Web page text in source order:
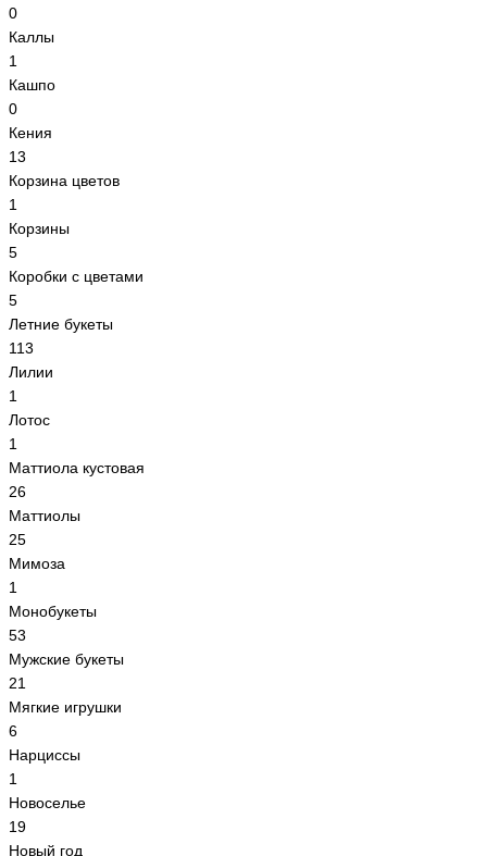
0
Каллы
1
Кашпо
0
Кения
13
Корзина цветов
1
Корзины
5
Коробки с цветами
5
Летние букеты
113
Лилии
1
Лотос
1
Маттиола кустовая
26
Маттиолы
25
Мимоза
1
Монобукеты
53
Мужские букеты
21
Мягкие игрушки
6
Нарциссы
1
Новоселье
19
Новый год